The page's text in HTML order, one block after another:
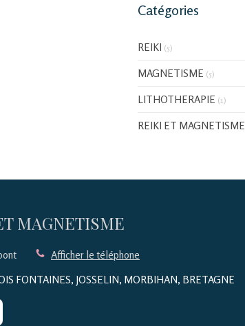
Catégories
REIKI (5)
MAGNETISME (5)
LITHOTHERAPIE (1)
REIKI ET MAGNETISME
MAGNETISME
Afficher le téléphone
FONTAINES, JOSSELIN, MORBIHAN, BRETAGNE